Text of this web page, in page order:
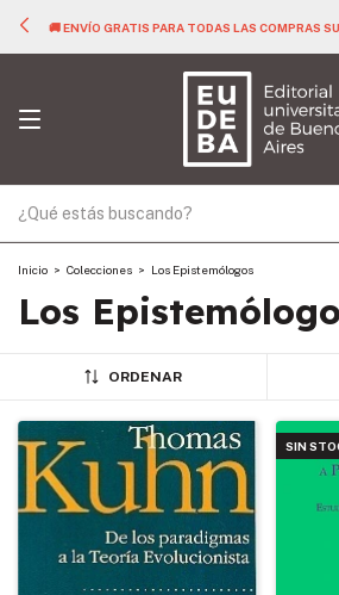
🚚 ENVÍO GRATIS PARA TODAS LAS COMPRAS
Inicio > Colecciones > Los Epistemólogos
Los
ORDENAR
SIN